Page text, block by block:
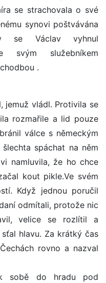
se strachovala o své
synovi poštvávána
se Václav vyhnul
svým služebníkem
.
jemuž vládl. Protivila se
rozmařile a lid pouze
válce s německým
spáchat na něm
namluvila, že ho chce
kout pikle.Ve svém
Když jednou poručil
odmítali, protože nic
velice se rozlítil a
hlavu. Za krátký čas
rovno a nazval
sobě do hradu pod